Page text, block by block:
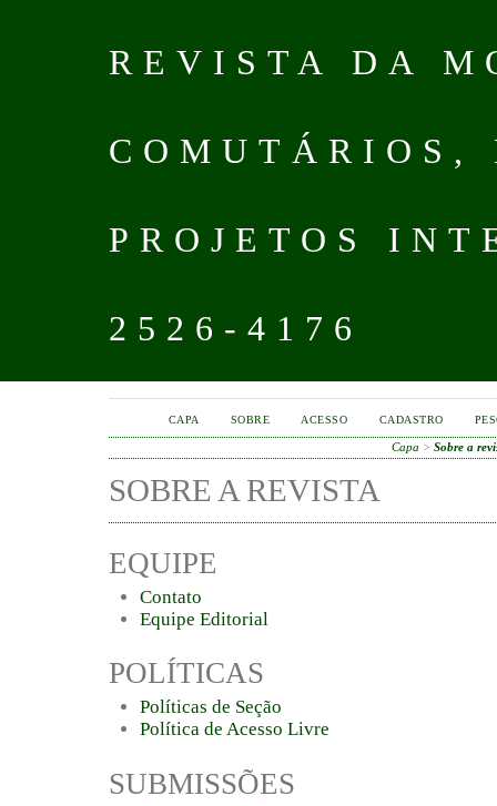
REVISTA DA
COMUTÁRIOS,
PROJETOS
2526-4176
CAPA SOBRE ACESSO CADASTRO
Capa >Sobre a
SOBRE A REVISTA
EQUIPE
Contato
Equipe Editorial
POLÍTICAS
Políticas de Seção
Política de Acesso Livre
SUBMISSÕES